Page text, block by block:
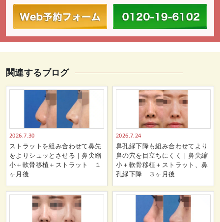
関連するブログ
2026.7.30
ストラットを組み合わせて鼻先
をよりシュッとさせる｜鼻尖縮
小＋軟骨移植＋ストラット １
ヶ月後
2026.7.24
鼻孔縁下降も組み合わせてより
鼻の穴を目立ちにくく｜鼻尖縮
小＋軟骨移植＋ストラット、鼻
孔縁下降 ３ヶ月後